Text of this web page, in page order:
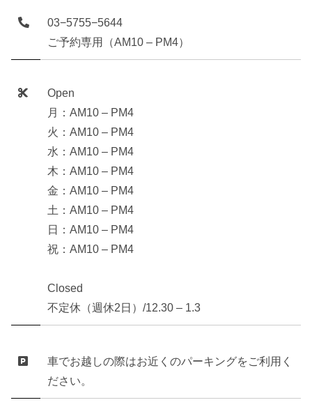
03−5755−5644
ご予約専用（AM10 – PM4）
Open
月：AM10 – PM4
火：AM10 – PM4
水：AM10 – PM4
木：AM10 – PM4
金：AM10 – PM4
土：AM10 – PM4
日：AM10 – PM4
祝：AM10 – PM4
Closed
不定休（週休2日）/12.30 – 1.3
車でお越しの際はお近くのパーキングをご利用く
ださい。